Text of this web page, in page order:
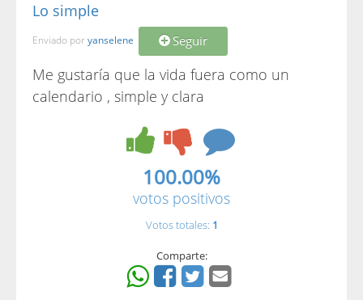
Lo simple
Enviado por yanselene Seguir
Me gustaría que la vida fuera como un
calendario , simple y clara
100.00%
votos positivos
Votos totales: 1
Comparte: